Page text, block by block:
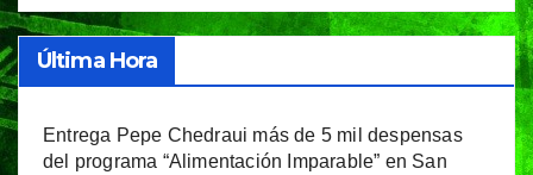
Última Hora
Entrega Pepe Chedraui más de 5 mil despensas
del programa “Alimentación Imparable” en San